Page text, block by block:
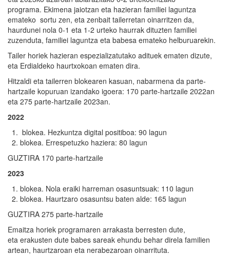
programa. Ekimena jaiotzan eta hazieran familiei laguntza
emateko sortu zen, eta zenbait tailerretan oinarritzen da,
haurdunei nola 0-1 eta 1-2 urteko haurrak dituzten familiei
zuzenduta, familiei laguntza eta babesa emateko helburuarekin.
Tailer horiek hazieran espezializatutako adituek ematen dizute,
eta Erdialdeko haurtxokoan ematen dira.
Hitzaldi eta tailerren blokearen kasuan, nabarmena da parte-
hartzaile kopuruan izandako igoera: 170 parte-hartzaile 2022an
eta 275 parte-hartzaile 2023an.
2022
blokea. Hezkuntza digital positiboa: 90 lagun
blokea. Errespetuzko haziera: 80 lagun
GUZTIRA 170 parte-hartzaile
2023
blokea. Nola eraiki harreman osasuntsuak: 110 lagun
blokea. Haurtzaro osasuntsu baten alde: 165 lagun
GUZTIRA 275 parte-hartzaile
Emaitza horiek programaren arrakasta berresten dute,
eta erakusten dute babes sareak ehundu behar direla familien
artean, haurtzaroan eta nerabezaroan oinarrituta.